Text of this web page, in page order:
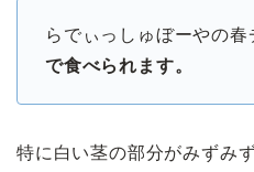
らでぃっしゅぼーやの春
で食べられます。
特に白い茎の部分がみずみ